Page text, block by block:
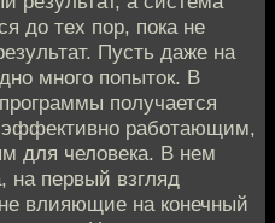
до тех пор, пока не
Пусть даже на
много попыток. В
получается
работающим,
для человека. В нем
на первый взгляд
влияющие на конечный